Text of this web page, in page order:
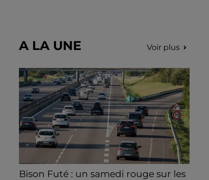
A LA UNE Voir plus
Bison Futé : un samedi rouge sur les